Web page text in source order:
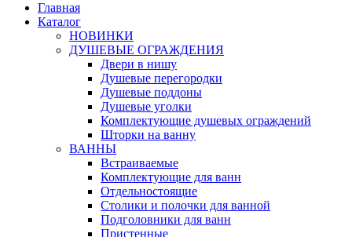
Главная
Каталог
НОВИНКИ
ДУШЕВЫЕ ОГРАЖДЕНИЯ
Двери в нишу
Душевые перегородки
Душевые поддоны
Душевые уголки
Комплектующие душевых ограждений
Шторки на ванну
ВАННЫ
Встраиваемые
Комплектующие для ванн
Отдельностоящие
Столики и полочки для ванной
Подголовники для ванн
Пристенные